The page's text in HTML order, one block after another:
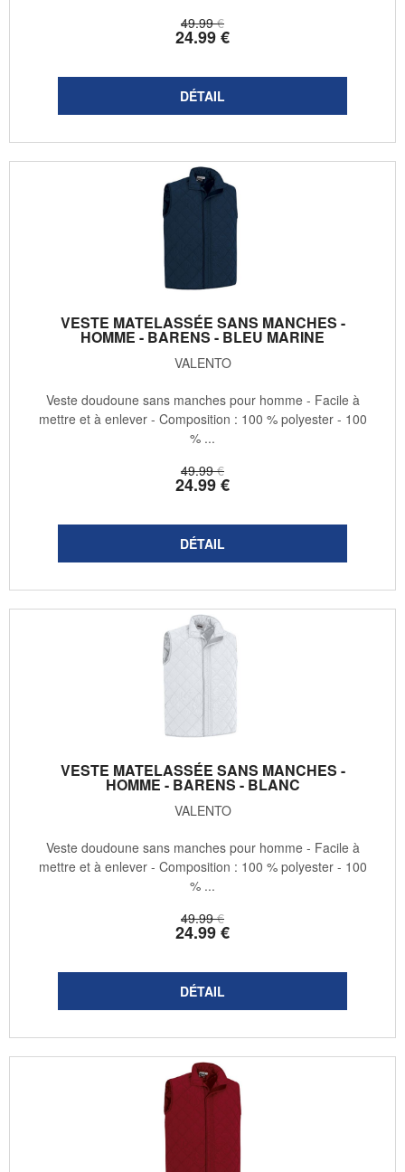
49.99 €
24.99€
VESTE MATELASSÉE SANS MANCHES -
HOMME - BARENS - BLEU MARINE
VALENTO
49.99 €
24.99€
Veste doudoune sans manches pour homme - Facile à
mettre et à enlever - Composition : 100 % polyester - 100
% ...
VESTE MATELASSÉE SANS MANCHES -
HOMME - BARENS - BLANC
VALENTO
49.99 €
24.99€
Veste doudoune sans manches pour homme - Facile à
mettre et à enlever - Composition : 100 % polyester - 100
% ...